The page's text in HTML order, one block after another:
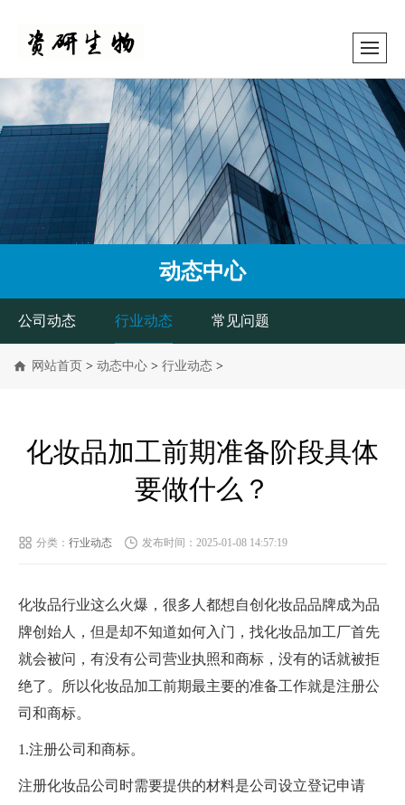
动态中心
公司动态 行业动态 常见问题
网站首页 > 动态中心 > 行业动态 >
化妆品加工前期准备阶段具体
要做什么？
分类： 行业动态 发布时间：2025-01-08 14:57:19
化妆品行业这么火爆，很多人都想自创化妆品品牌成为品
牌创始人，但是却不知道如何入门，找化妆品加工厂首先
就会被问，有没有公司营业执照和商标，没有的话就被拒
绝了。所以化妆品加工前期最主要的准备工作就是注册公
司和商标。
1.注册公司和商标。
注册化妆品公司时需要提供的材料是公司设立登记申请